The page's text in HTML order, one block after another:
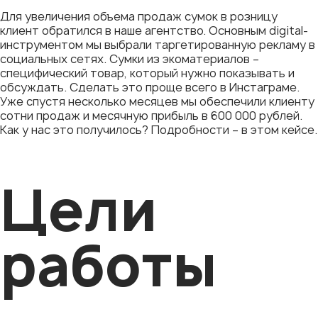
Для увеличения объема продаж сумок в розницу
клиент обратился в наше агентство. Основным digital-
инструментом мы выбрали таргетированную рекламу в
социальных сетях. Сумки из экоматериалов –
специфический товар, который нужно показывать и
обсуждать. Сделать это проще всего в Инстаграме.
Уже спустя несколько месяцев мы обеспечили клиенту
сотни продаж и месячную прибыль в 600 000 рублей.
Как у нас это получилось? Подробности – в этом кейсе.
Цели
работы